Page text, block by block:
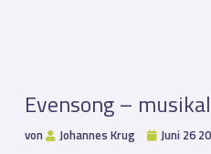
Evensong –
von Johannes Krug Juni 26